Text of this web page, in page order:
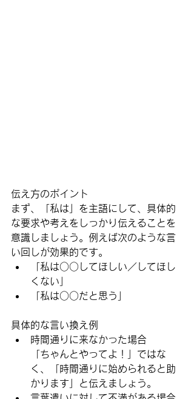
伝え方のポイント
まず、
「私は」を主語にして、具体的
な要求や考えをしっかり伝えることを
意識しましょう。例えば次のような言
い回しが効果的です。
「私は○○してほしい／してほし
くない」
「私は○○だと思う」
具体的な言い換え例
時間通りに来なかった場合
「ちゃんとやってよ！」ではな
く、「時間通りに始められると助
かります」と伝えましょう。